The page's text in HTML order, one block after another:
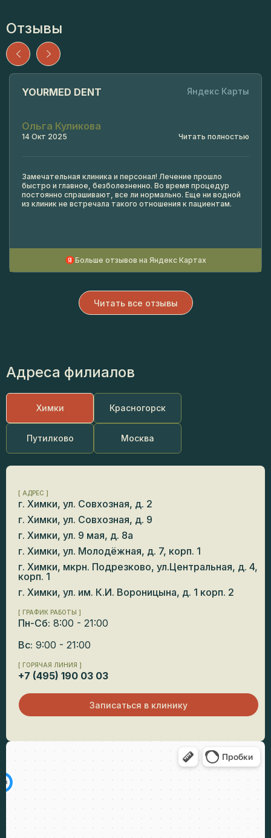
Отзывы
YOURMED DENT Яндекс Карты
Ольга Куликова
14 Окт 2025 Читать полностью
Замечательная клиника и персонал! Лечение прошло
быстро и главное, безболезненно. Во время процедур
постоянно спрашивают, все ли нормально. Еще ни водной
из клиник не встречала такого отношения к пациентам.
Больше отзывов на Яндекс Картах
Читать все отзывы
Адреса филиалов
Химки Красногорск
Путилково Москва
[ АДРЕС ]
г. Химки, ул. Совхозная, д. 2
г. Химки, ул. Совхозная, д. 9
г. Химки, ул. 9 мая, д. 8а
г. Химки, ул. Молодёжная, д. 7, корп. 1
г. Химки, мкрн. Подрезково, ул.Центральная, д. 4,
корп. 1
г. Химки, ул. им. К.И. Вороницына, д. 1 корп. 2
[ ГРАФИК РАБОТЫ ]
Пн-Сб: 8:00 - 21:00
Вс: 9:00 - 21:00
[ ГОРЯЧАЯ ЛИНИЯ ]
+7 (495) 190 03 03
Записаться в клинику